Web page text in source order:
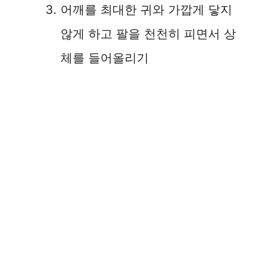
어깨를 최대한 귀와 가깝게 닿지
않게 하고 팔을 천천히 피면서 상
체를 들어올리기